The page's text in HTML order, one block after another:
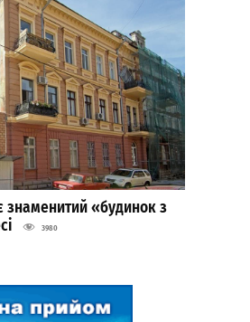
знаменитий «будинок з
3980